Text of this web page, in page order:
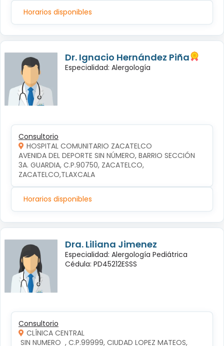
Horarios disponibles
Dr. Ignacio Hernández Piña
Especialidad: Alergología
Consultorio
HOSPITAL COMUNITARIO ZACATELCO
AVENIDA DEL DEPORTE SIN NÚMERO, BARRIO SECCIÓN
3A. GUARDIA, C.P.90750, ZACATELCO,
ZACATELCO,TLAXCALA
Horarios disponibles
Dra. Liliana Jimenez
Especialidad: Alergología Pediátrica
Cédula: PD45212ESSS
Consultorio
CLÍNICA CENTRAL